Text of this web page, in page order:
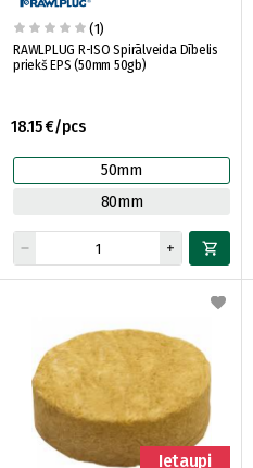
(1)
RAWLPLUG R-ISO Spirālveida Dībelis
priekš EPS (50mm 50gb)
18.15 €/pcs
50mm
80mm
Ietaupi